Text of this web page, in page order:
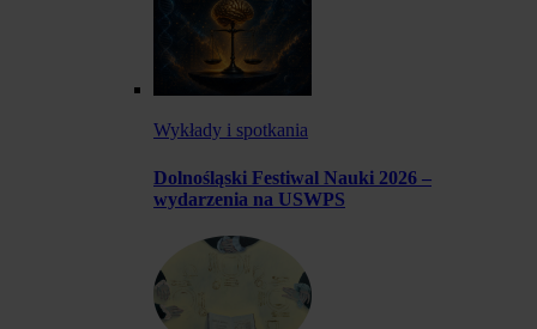
Wykłady i spotkania
Dolnośląski Festiwal Nauki 2026 –
wydarzenia na USWPS